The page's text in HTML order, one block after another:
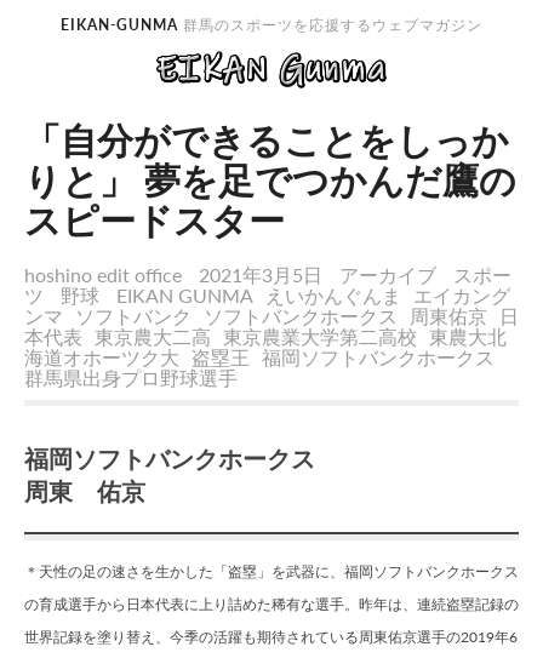
EIKAN-GUNMA 群馬のスポーツを応援するウェブマガジン
「自分ができることをしっか
りと」 夢を足でつかんだ鷹の
スピードスター
hoshino edit office 2021年3月5日 アーカイブ
スポー
ツ
野球 EIKAN GUNMA えいかんぐんま
エイカング
ンマ
ソフトバンク ソフトバンクホークス 周東佑京
日
本代表
東京農大二高 東京農業大学第二高校
東農大北
海道オホーツク大
盗塁王 福岡ソフトバンクホークス
群馬県出身プロ野球選手
福岡ソフトバンクホークス
周東 佑京
＊天性の足の速さを生かした「盗塁」を武器に、福岡ソフトバンクホークス
の育成選手から日本代表に上り詰めた稀有な選手。昨年は、連続盗塁記録の
世界記録を塗り替え、今季の活躍も期待されている周東佑京選手の2019年6